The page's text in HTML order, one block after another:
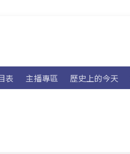
表 主播專區 歷史上的今天